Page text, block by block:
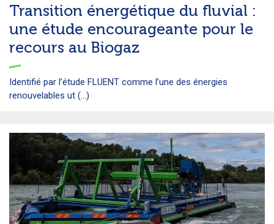
Transition énergétique du fluvial :
une étude encourageante pour le
recours au Biogaz
Identifié par l’étude FLUENT comme l’une des énergies
renouvelables ut (...)